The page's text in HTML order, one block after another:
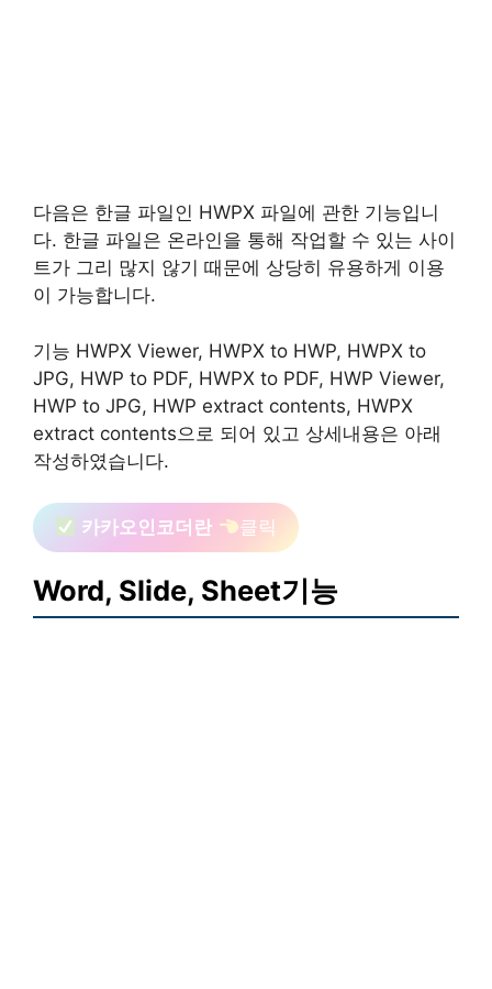
다음은 한글 파일인 HWPX 파일에 관한 기능입니
다. 한글 파일은 온라인을 통해 작업할 수 있는 사이
트가 그리 많지 않기 때문에 상당히 유용하게 이용
이 가능합니다.
기능 HWPX Viewer, HWPX to HWP, HWPX to
JPG, HWP to PDF, HWPX to PDF, HWP Viewer,
HWP to JPG, HWP extract contents, HWPX
extract contents으로 되어 있고 상세내용은 아래
작성하였습니다.
카카오인코더란 클릭
Word, Slide, Sheet기능